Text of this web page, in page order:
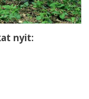
nyit: